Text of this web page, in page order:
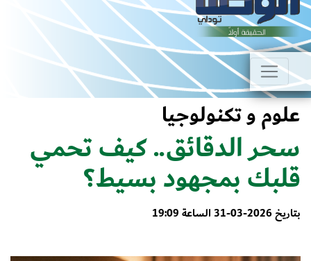
علوم و تكنولوجيا
سحر الدقائق.. كيف تحمي
قلبك بمجهود بسيط؟
بتاريخ 2026-03-31 الساعة 19:09